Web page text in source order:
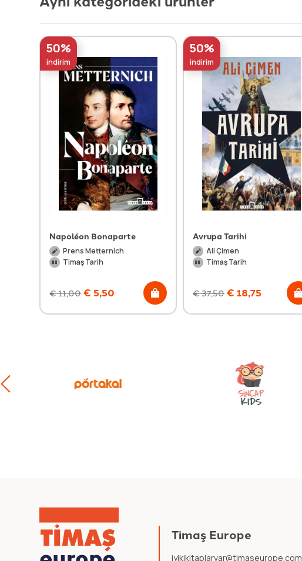
50%
indirim
Napoléon Bonaparte
Prens Metternich
Timaş Tarih
€11,00 € 5,50
50%
indirim
Avrupa Tarihi
Ali Çimen
Timaş Tarih
€37,50 € 18,75
Timaş Europe
iyikikitaplarvar@timaseurope.com